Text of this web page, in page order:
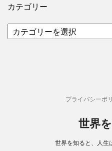
カテゴリー
テ
プライバシーポ
世界
世界を知ると、人生